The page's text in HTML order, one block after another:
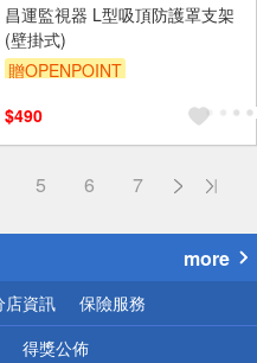
昌運監視器 L型吸頂防護罩支架
(壁掛式)
贈OPENPOINT
$490
5 6 7
more
店資訊 保險服務
得獎公佈